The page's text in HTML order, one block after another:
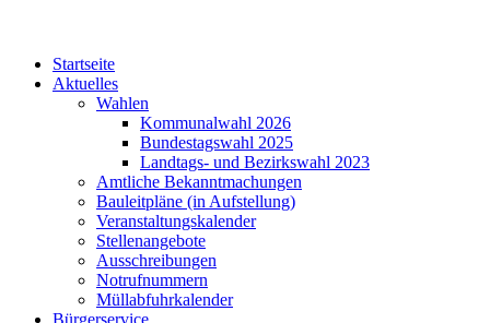
Startseite
Aktuelles
Wahlen
Kommunalwahl 2026
Bundestagswahl 2025
Landtags- und Bezirkswahl 2023
Amtliche Bekanntmachungen
Bauleitpläne (in Aufstellung)
Veranstaltungskalender
Stellenangebote
Ausschreibungen
Notrufnummern
Müllabfuhrkalender
Bürgerservice